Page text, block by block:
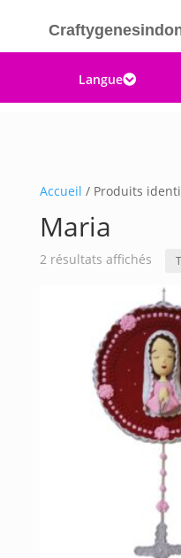
Langue
Accueil / Produits
Maria
2 résultats affichésTrié
plus
au
plus